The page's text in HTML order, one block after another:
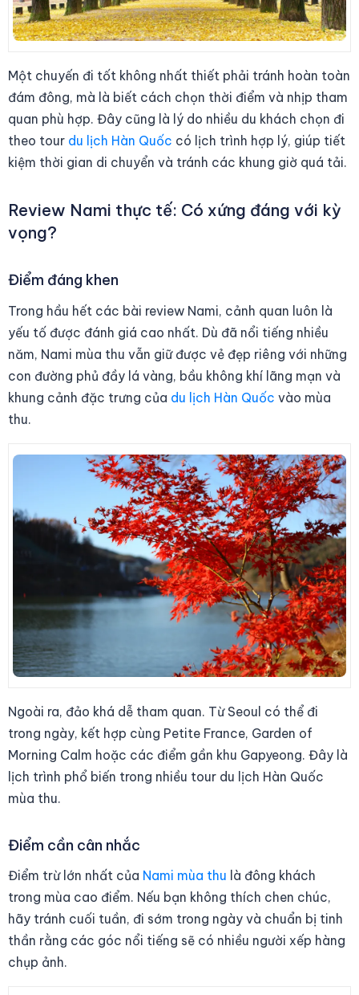
Một chuyến đi tốt không nhất thiết phải tránh hoàn toàn
đám đông, mà là biết cách chọn thời điểm và nhịp tham
quan phù hợp. Đây cũng là lý do nhiều du khách chọn đi
theo tour du lịch Hàn Quốc có lịch trình hợp lý, giúp tiết
kiệm thời gian di chuyển và tránh các khung giờ quá tải.
Review Nami thực tế: Có xứng đáng với kỳ
vọng?
Điểm đáng khen
Trong hầu hết các bài review Nami, cảnh quan luôn là
yếu tố được đánh giá cao nhất. Dù đã nổi tiếng nhiều
năm, Nami mùa thu vẫn giữ được vẻ đẹp riêng với những
con đường phủ đầy lá vàng, bầu không khí lãng mạn và
khung cảnh đặc trưng của du lịch Hàn Quốc vào mùa
thu.
Ngoài ra, đảo khá dễ tham quan. Từ Seoul có thể đi
trong ngày, kết hợp cùng Petite France, Garden of
Morning Calm hoặc các điểm gần khu Gapyeong. Đây là
lịch trình phổ biến trong nhiều tour du lịch Hàn Quốc
mùa thu.
Điểm cần cân nhắc
Điểm trừ lớn nhất của Nami mùa thu là đông khách
trong mùa cao điểm. Nếu bạn không thích chen chúc,
hãy tránh cuối tuần, đi sớm trong ngày và chuẩn bị tinh
thần rằng các góc nổi tiếng sẽ có nhiều người xếp hàng
chụp ảnh.